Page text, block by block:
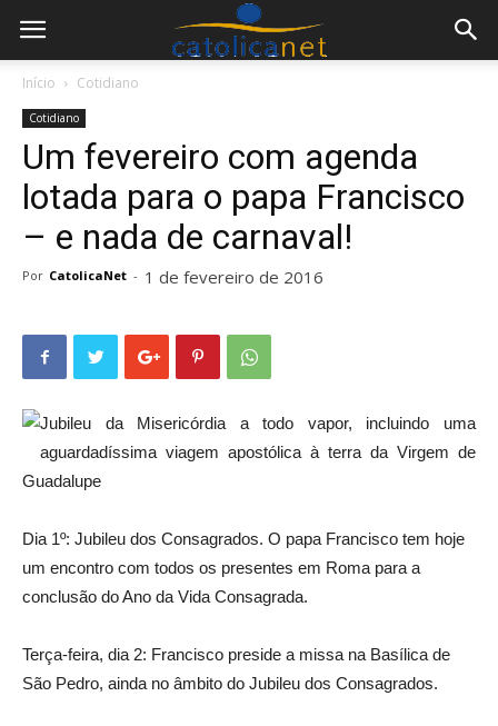
Início Cotidiano
Cotidiano
Um fevereiro com agenda
lotada para o papa Francisco
– e nada de carnaval!
Por CatolicaNet - 1 de fevereiro de 2016
Jubileu da Misericórdia a todo vapor, incluindo uma
aguardadíssima viagem apostólica à terra da Virgem de
Guadalupe
Dia 1º: Jubileu dos Consagrados. O papa Francisco tem hoje
um encontro com todos os presentes em Roma para a
conclusão do Ano da Vida Consagrada.
Terça-feira, dia 2: Francisco preside a missa na Basílica de
São Pedro, ainda no âmbito do Jubileu dos Consagrados.